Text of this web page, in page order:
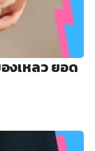
งเหลว ยอด